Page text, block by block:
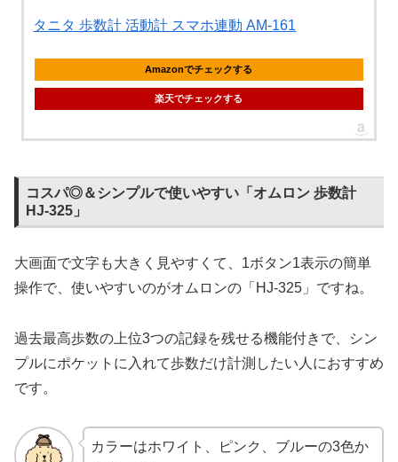
タニタ 歩数計 活動計 スマホ連動 AM-161
Amazonでチェックする
楽天でチェックする
コスパ◎＆シンプルで使いやすい「オムロン 歩数計
HJ-325」
大画面で文字も大きく見やすくて、1ボタン1表示の簡単
操作で、使いやすいのがオムロンの「HJ-325」ですね。
過去最高歩数の上位3つの記録を残せる機能付きで、シン
プルにポケットに入れて歩数だけ計測したい人におすすめ
です。
カラーはホワイト、ピンク、ブルーの3色か